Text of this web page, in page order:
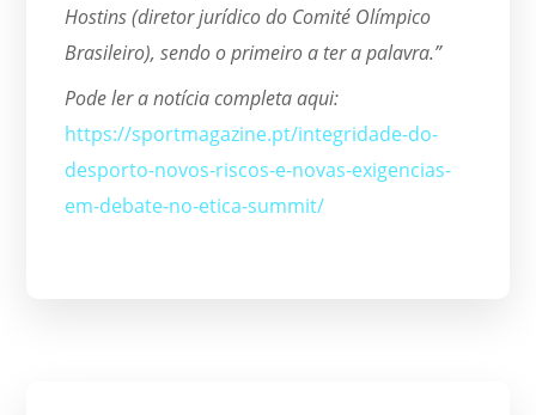
Hostins (diretor jurídico do Comité Olímpico
Brasileiro), sendo o primeiro a ter a palavra.”
Pode ler a notícia completa aqui:
https://sportmagazine.pt/integridade-do-
desporto-novos-riscos-e-novas-exigencias-
em-debate-no-etica-summit/